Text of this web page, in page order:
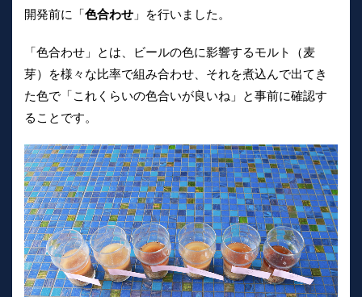
開発前に「色合わせ 」を行いました。
「色合わせ」とは、ビールの色に影響するモルト（麦
芽）を様々な比率で組み合わせ、それを煮込んで出てき
た色で「これくらいの色合いが良いね」と事前に確認す
ることです。